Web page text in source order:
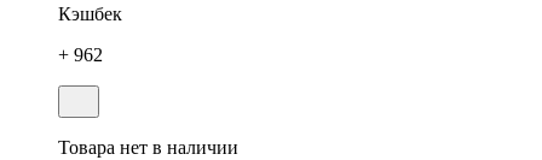
Кэшбек
+ 962
Товара нет в наличии